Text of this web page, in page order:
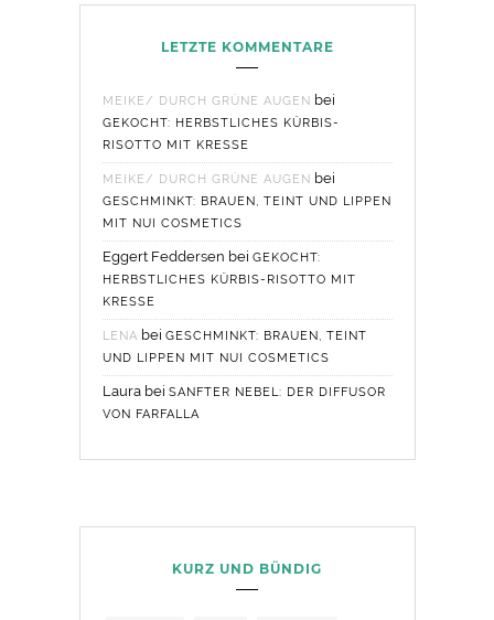
LETZTE KOMMENTARE
MEIKE/ DURCH GRÜNE AUGEN bei
GEKOCHT: HERBSTLICHES KÜRBIS-
RISOTTO MIT KRESSE
MEIKE/ DURCH GRÜNE AUGEN bei
GESCHMINKT: BRAUEN, TEINT UND LIPPEN
MIT NUI COSMETICS
Eggert Feddersen bei GEKOCHT:
HERBSTLICHES KÜRBIS-RISOTTO MIT
KRESSE
LENA bei GESCHMINKT: BRAUEN, TEINT
UND LIPPEN MIT NUI COSMETICS
Laurabei SANFTER NEBEL: DER DIFFUSOR
VON FARFALLA
KURZ UND BÜNDIG